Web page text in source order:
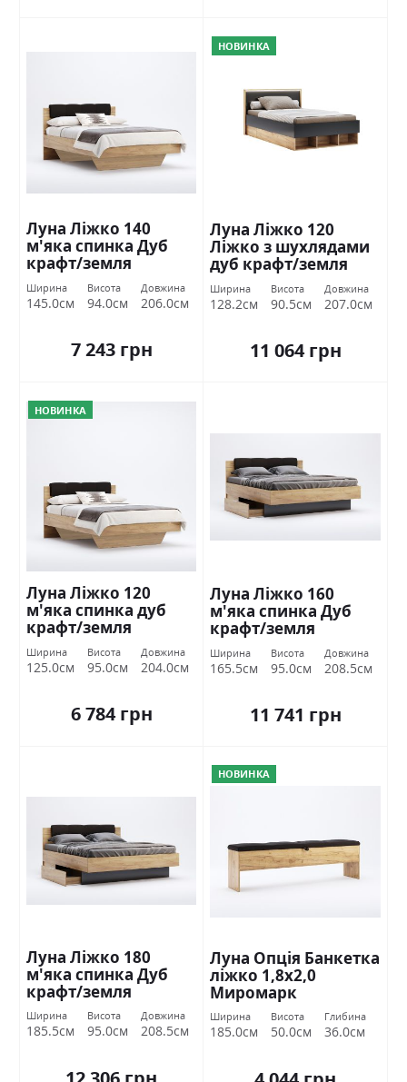
Луна Ліжко 140
м'яка спинка Дуб
крафт/земля
Міромарк
Ширина
145.0см
Висота
94.0см
Довжина
206.0см
7 243 грн
НОВИНКА
Луна Ліжко 120
Ліжко з шухлядами
дуб крафт/земля
Міромарк
Ширина
128.2см
Висота
90.5см
Довжина
207.0см
11 064 грн
НОВИНКА
Луна Ліжко 120
м'яка спинка дуб
крафт/земля
Міромарк
Ширина
125.0см
Висота
95.0см
Довжина
204.0см
6 784 грн
Луна Ліжко 160
м'яка спинка Дуб
крафт/земля
Міромарк
Ширина
165.5см
Висота
95.0см
Довжина
208.5см
11 741 грн
Луна Ліжко 180
м'яка спинка Дуб
крафт/земля
Міромарк
Ширина
185.5см
Висота
95.0см
Довжина
208.5см
НОВИНКА
Луна Опція Банкетка
ліжко 1,8х2,0
Миромарк
Ширина
185.0см
Висота
50.0см
Глибина
36.0см